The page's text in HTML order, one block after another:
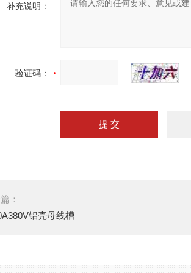
补充说明：
验证码：
：
铝壳母线槽